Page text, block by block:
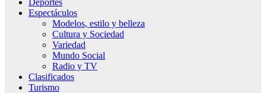
Deportes
Espectáculos
Modelos, estilo y belleza
Cultura y Sociedad
Variedad
Mundo Social
Radio y TV
Clasificados
Turismo